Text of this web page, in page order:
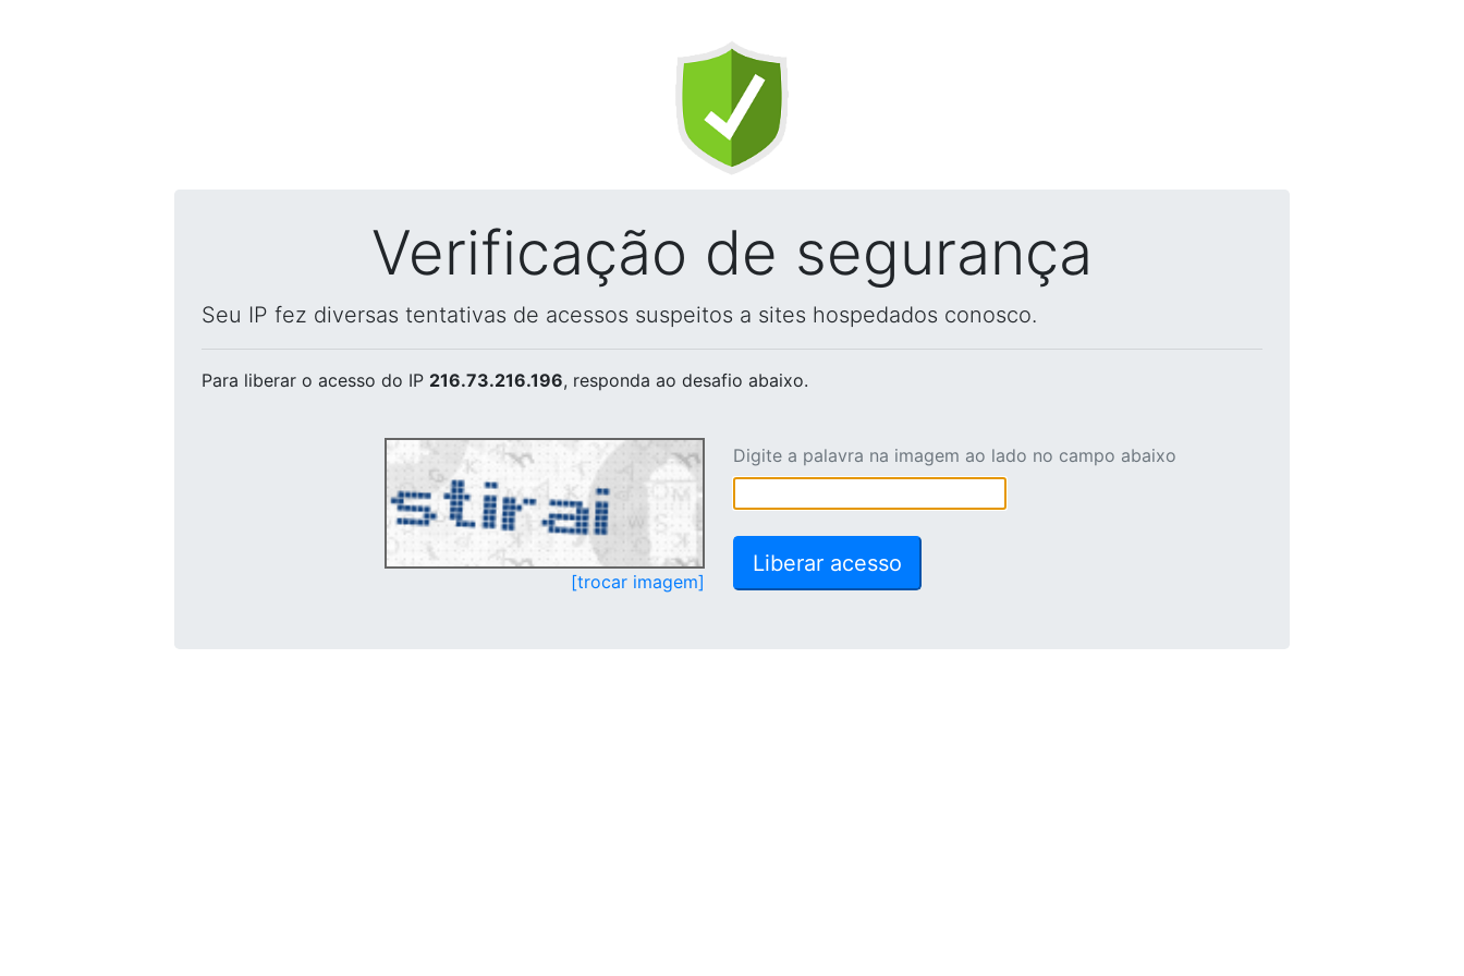
Verificação de segurança
Seu IP fez diversas tentativas de acessos suspeitos a sites hospedados conosco.
Para liberar o acesso do IP 216.73.216.196, responda ao desafio abaixo.
[trocar imagem]
Digite a palavra na imagem ao lado no campo abaixo